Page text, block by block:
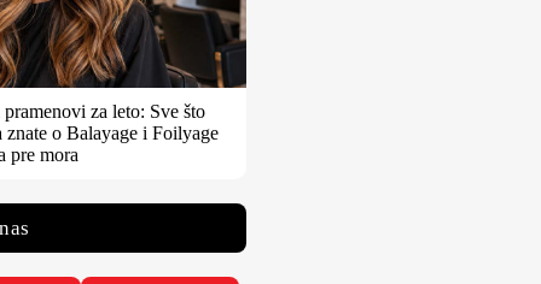
za leto: Sve što
znate o Balayage i Foilyage
pre mora